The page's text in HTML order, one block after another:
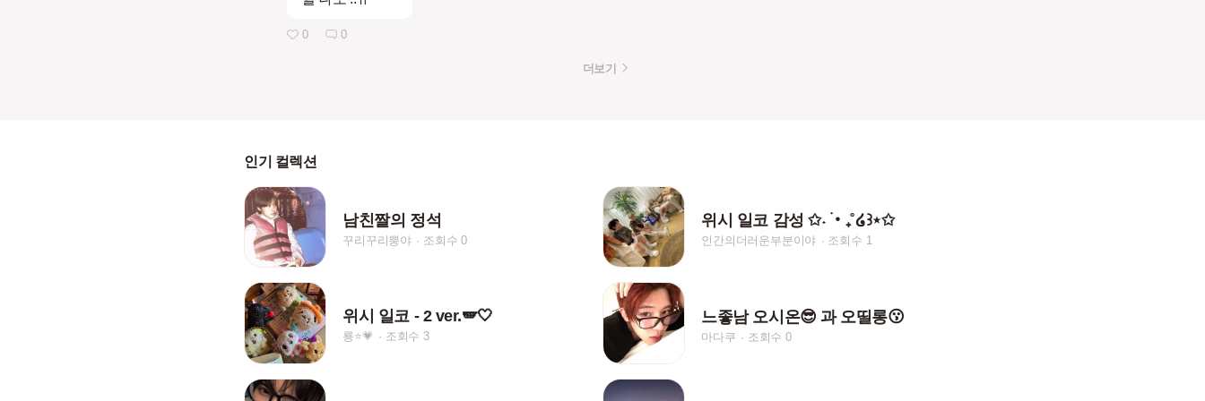
0 0
더보기
인기 컬렉션
남친짤의 정석
꾸리꾸리뿡야 조회수 0
위시 일코 감성 ✩˖ ࣪‧₊˚໒꒱⋆✩
인간의더러운부분이야 조회수 1
위시 일코 - 2 ver.🪽🤍
룡⭐️💗 조회수 3
느좋남 오시온😎 과 오띨롱😗
마다쿠 조회수 0